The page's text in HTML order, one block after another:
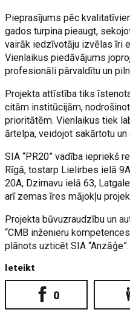
Pieprasījums pēc
gados turpina pieaugt,
vairāk iedzīvotāju izvēlas īri
Vienlaikus piedāvājums
profesionāli pārvaldītu un
Projekta attīstība tiks
citām institūcijām,
prioritātēm. Vienlaikus tiek
ārtelpa, veidojot sakārtotu un
SIA “PR20” vadība iepriekš
Rīgā, tostarp Lielirbes ielā
20A, Dzirnavu ielā 63,
arī zemas īres mājokļu
Projekta būvuzraudzību un
“CMB inženieru
plānots uzticēt SIA “Anzāģe”.
Ieteikt
0